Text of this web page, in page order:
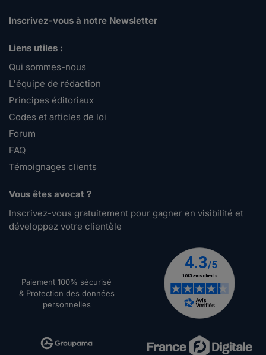
Inscrivez-vous à notre Newsletter
Liens utiles :
Qui sommes-nous
L'équipe de rédaction
Principes éditoriaux
Codes et articles de loi
Forum
FAQ
Témoignages clients
Vous êtes avocat ?
Inscrivez-vous gratuitement pour gagner en visibilité et
développez votre clientèle
Paiement 100% sécurisé
& Protection des données
personnelles